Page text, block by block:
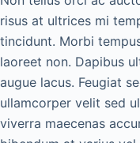
risus at ultrices mi
tincidunt. Morbi
laoreet non. Dapibus
augue lacus. Feugiat
ullamcorper velit sed
viverra maecenas